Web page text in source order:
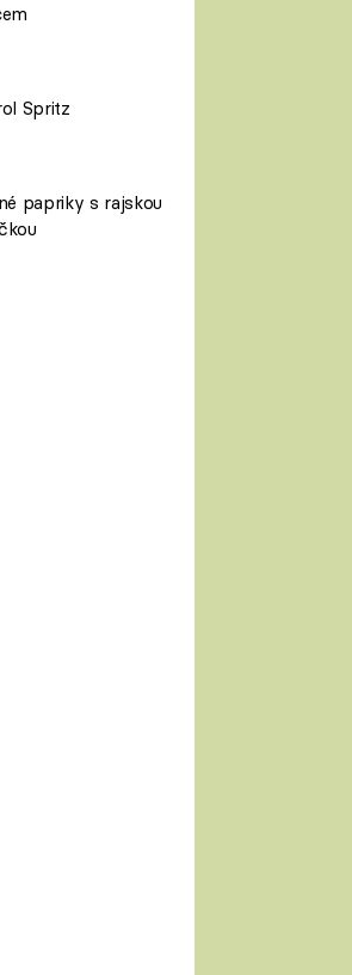
Spritz
papriky s rajskou